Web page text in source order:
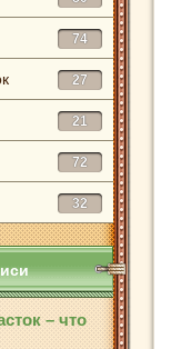
74
27
21
72
32
– что